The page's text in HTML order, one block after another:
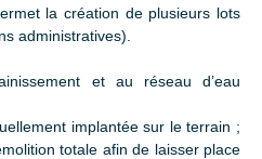
la création de plusieurs lots
administratives).
et au réseau d’eau
implantée sur le terrain ;
totale afin de laisser place